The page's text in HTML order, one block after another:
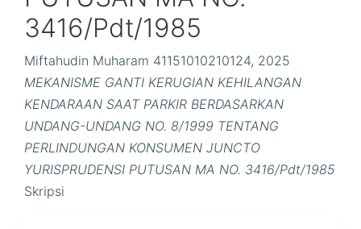
3416/Pdt/1985
Miftahudin Muharam 41151010210124, 2025
MEKANISME GANTI KERUGIAN KEHILANGAN
KENDARAAN SAAT PARKIR BERDASARKAN
UNDANG-UNDANG NO. 8/1999 TENTANG
PERLINDUNGAN KONSUMEN JUNCTO
YURISPRUDENSI PUTUSAN MA NO. 3416/Pdt/1985
Skripsi